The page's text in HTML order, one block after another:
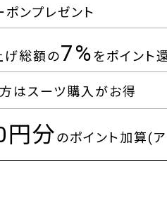
ポンプレゼント
げ総額の7%をポイント
はスーツ購入がお得
円分のポイント加算(